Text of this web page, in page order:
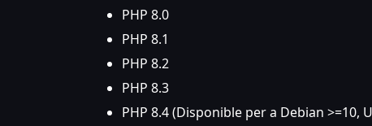
PHP 8.0
PHP 8.1
PHP 8.2
PHP 8.3
PHP 8.4 (Disponible per a Debian >=10,